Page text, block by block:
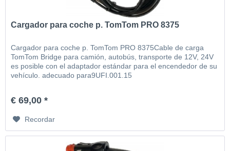
Cargador para coche p. TomTom PRO 8375
Cargador para coche p. TomTom PRO 8375Cable de carga
TomTom Bridge para camión, autobús, transporte de 12V, 24V
es posible con el adaptador estándar para el encendedor de su
vehículo. adecuado para9UFI.001.15
€ 69,00 *
Recordar